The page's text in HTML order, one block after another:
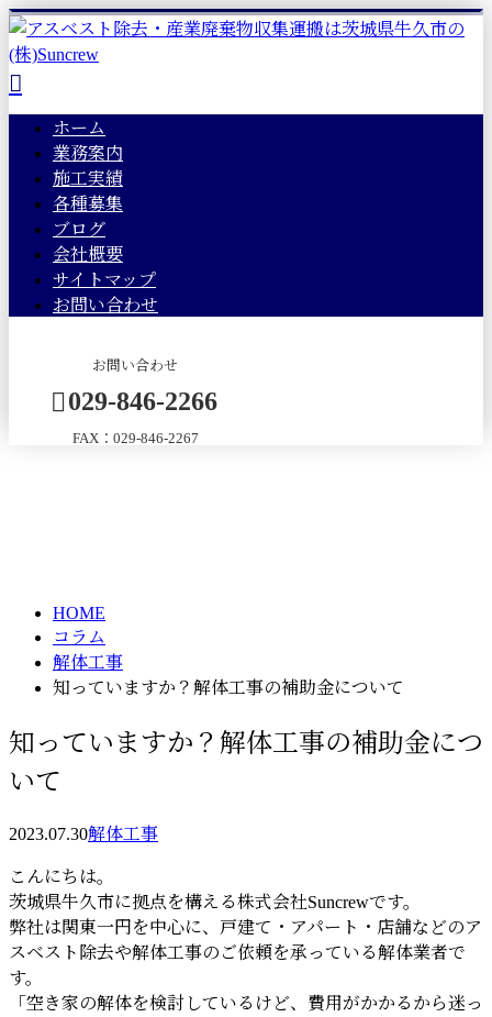
ホーム
業務案内
施工実績
各種募集
ブログ
会社概要
サイトマップ
お問い合わせ
お問い合わせ
029-846-2266
FAX：029-846-2267
HOME
コラム
解体工事
知っていますか？解体工事の補助金について
知っていますか？解体工事の補助金につ
いて
2023.07.30解体工事
こんにちは。
茨城県牛久市に拠点を構える株式会社Suncrewです。
弊社は関東一円を中心に、戸建て・アパート・店舗などのア
スベスト除去や解体工事のご依頼を承っている解体業者で
す。
「空き家の解体を検討しているけど、費用がかかるから迷っ